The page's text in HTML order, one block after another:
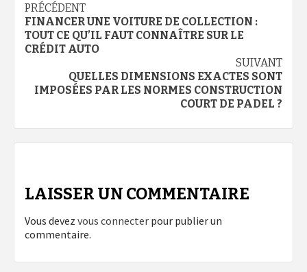
Navigation
d’article
PRÉCÉDENT
FINANCER UNE VOITURE DE COLLECTION :
TOUT CE QU’IL FAUT CONNAÎTRE SUR LE
CRÉDIT AUTO
SUIVANT
QUELLES DIMENSIONS EXACTES SONT
IMPOSÉES PAR LES NORMES CONSTRUCTION
COURT DE PADEL ?
LAISSER UN COMMENTAIRE
Vous devez vous connecter pour publier un
commentaire.